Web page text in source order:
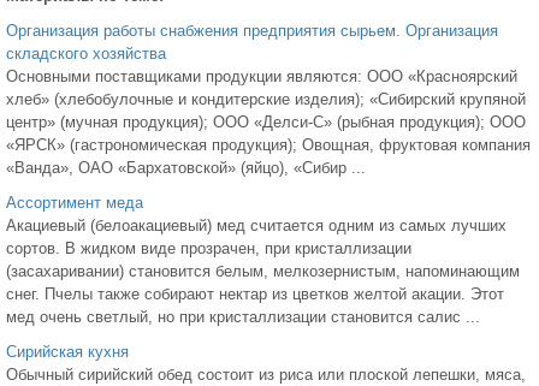
Организация работы снабжения предприятия сырьем. Организация
складского хозяйства
Основными поставщиками продукции являются: ООО «Красноярский
хлеб» (хлебобулочные и кондитерские изделия); «Сибирский крупяной
центр» (мучная продукция); ООО «Делси-С» (рыбная продукция); ООО
«ЯРСК» (гастрономическая продукция); Овощная, фруктовая компания
«Ванда», ОАО «Бархатовской» (яйцо), «Сибир ...
Ассортимент меда
Акациевый (белоакациевый) мед считается одним из самых лучших
сортов. В жидком виде прозрачен, при кристаллизации
(засахаривании) становится белым, мелкозернистым, напоминающим
снег. Пчелы также собирают нектар из цветков желтой акации. Этот
мед очень светлый, но при кристаллизации становится салис ...
Сирийская кухня
Обычный сирийский обед состоит из риса или плоской лепешки, мяса,